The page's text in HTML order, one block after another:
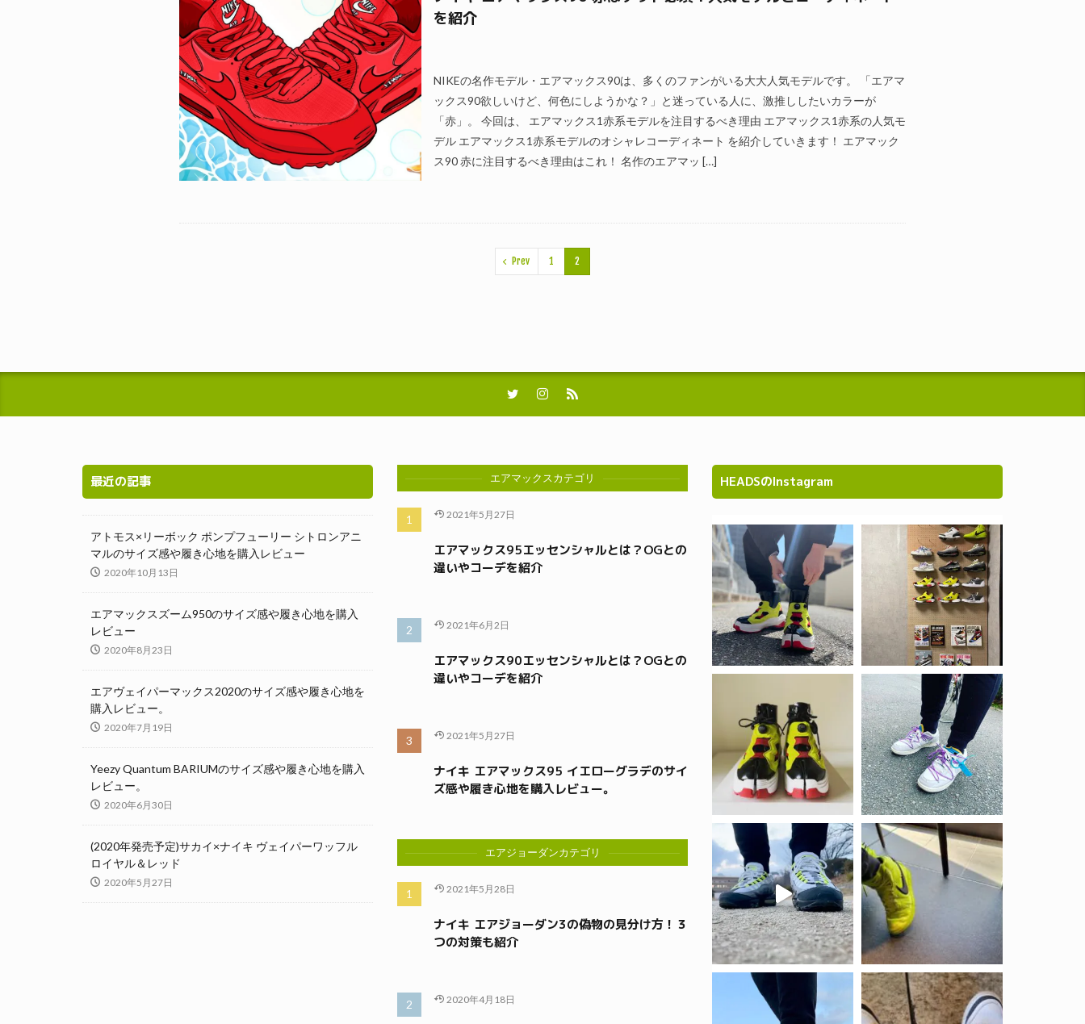
を紹介
NIKEの名作モデル・エアマックス90は、多くのファンがいる大大人気モデルです。 「エアマ
ックス90欲しいけど、何色にしようかな？」と迷っている人に、激推ししたいカラーが
「赤」。 今回は、 エアマックス1赤系モデルを注目するべき理由 エアマックス1赤系の人気モ
デル エアマックス1赤系モデルのオシャレコーディネート を紹介していきます！ エアマック
ス90 赤に注目するべき理由はこれ！ 名作のエアマッ […]
Prev 1 2
最近の記事
アトモス×リーボック ポンプフューリー シトロンアニ
マルのサイズ感や履き心地を購入レビュー
2020年10月13日
エアマックスズーム950のサイズ感や履き心地を購入
レビュー
2020年8月23日
エアヴェイパーマックス2020のサイズ感や履き心地を
購入レビュー。
2020年7月19日
Yeezy Quantum BARIUMのサイズ感や履き心地を購入
レビュー。
2020年6月30日
(2020年発売予定)サカイ×ナイキ ヴェイパーワッフル
ロイヤル＆レッド
2020年5月27日
エアマックスカテゴリ
2021年5月27日
エアマックス95エッセンシャルとは？OGとの
違いやコーデを紹介
2021年6月2日
エアマックス90エッセンシャルとは？OGとの
違いやコーデを紹介
2021年5月27日
ナイキ エアマックス95 イエローグラデのサイ
ズ感や履き心地を購入レビュー。
エアジョーダンカテゴリ
2021年5月28日
ナイキ エアジョーダン3の偽物の見分け方！３
つの対策も紹介
2020年4月18日
HEADSのInstagram